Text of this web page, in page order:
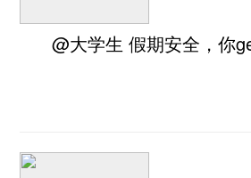
@大学生 假期安全，你